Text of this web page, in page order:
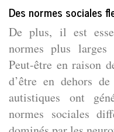
Des normes sociales
De plus, il est
normes plus larges
Peut-être en raison
d’être en dehors
autistiques ont
normes sociales